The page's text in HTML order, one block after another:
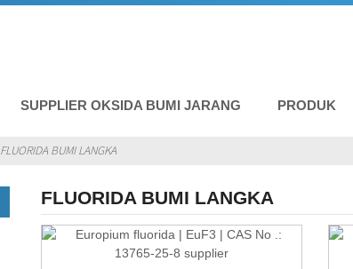
SUPPLIER OKSIDA BUMI JARANG PRODUK
FLUORIDA BUMI LANGKA
FLUORIDA BUMI LANGKA